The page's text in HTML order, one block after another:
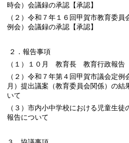
時会）会議録の承認【承認】
（２）令和７年１６回甲賀市教育委員
例会）会議録の承認【承認】
２．報告事項
（１）１０月 教育長 教育行政報告
（２）令和７年第４回甲賀市議会定例
月）提出議案（教育委員会関係）の結
いて
（３）市内小中学校における児童生徒
報告について